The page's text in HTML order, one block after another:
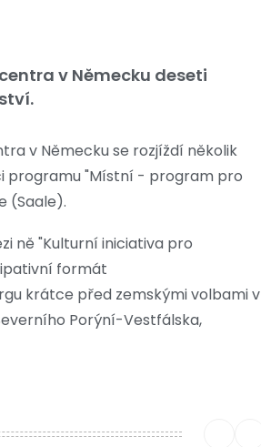
v Německu deseti
v Německu se rozjíždí několik
programu "Místní - program pro
(Saale).
ně "Kulturní iniciativa pro
formát
krátce před zemskými volbami v
Porýní-Vestfálska,